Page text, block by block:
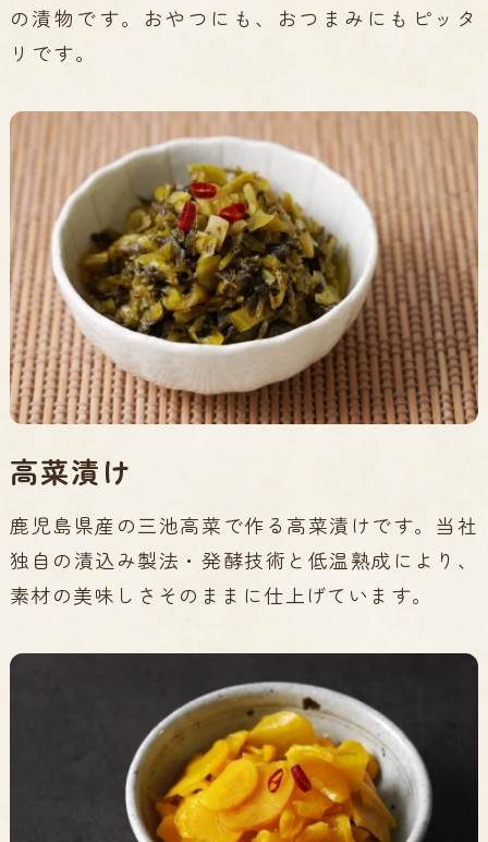
の漬物です。おやつにも、おつまみにもピッタ
リです。
高菜漬け
鹿児島県産の三池高菜で作る高菜漬けです。当社
独自の漬込み製法・発酵技術と低温熟成により、
素材の美味しさそのままに仕上げています。